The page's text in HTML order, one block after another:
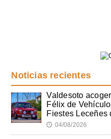
Noticias recientes
Valdesoto
Félix de
Fiestes Leceñes
🕔 04/08/2026